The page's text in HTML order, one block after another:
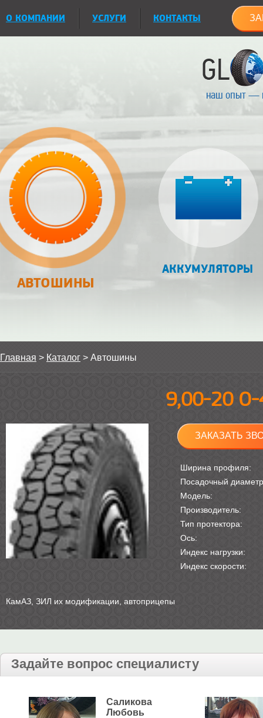
О КОМПАНИИ УСЛУГИ КОНТАКТЫ
наш опыт —
АВТОШИНЫ
АККУМУЛЯТОРЫ
Главная > Каталог > Автошины
9,00-20
ЗАКАЗАТЬ
Ширина профиля:
Посадочный
Модель:
Производитель:
Тип протектора:
Ось:
Индекс нагрузки:
Индекс скорости:
КамАЗ, ЗИЛ их модификации, автоприцепы
Задайте вопрос специалисту
Саликова
Любовь